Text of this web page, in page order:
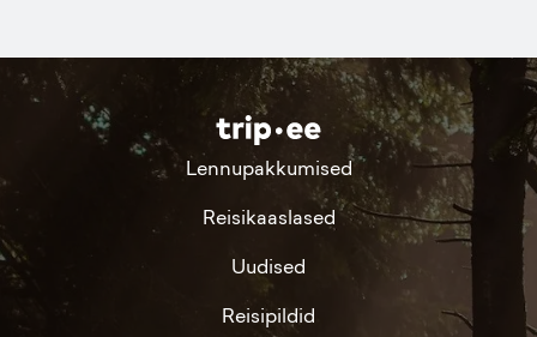
Lennupakkumised
Reisikaaslased
Uudised
Reisipildid